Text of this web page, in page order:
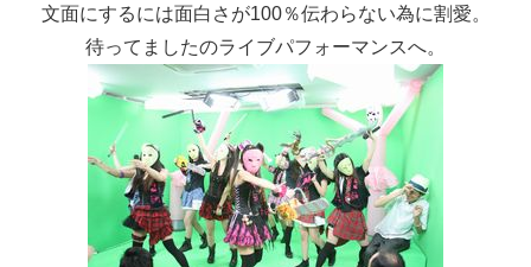
文面にするには面白さが100％伝わらない為に割愛。
待ってましたのライブパフォーマンスへ。